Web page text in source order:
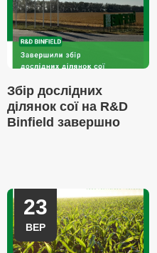
Збір дослідних
ділянок сої на R&D
Binfield завершно
23
ВЕР